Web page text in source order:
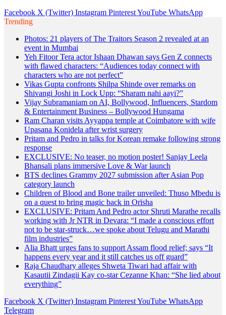
Facebook X (Twitter) Instagram PinterestYouTube WhatsApp
Trending
Photos: 21 players of The Traitors Season 2 revealed at an
event in Mumbai
Yeh Fitoor Tera actor Ishaan Dhawan says Gen Z connects
with flawed characters: “Audiences today connect with
characters who are not perfect”
Vikas Gupta confronts Shilpa Shinde over remarks on
Shivangi Joshi in Lock Upp: “Sharam nahi aayi?”
Vijay Subramaniam on AI, Bollywood, Influencers, Stardom
& Entertainment Business – Bollywood Hungama
Ram Charan visits Ayyappa temple at Coimbatore with wife
Upasana Konidela after wrist surgery
Pritam and Pedro in talks for Korean remake following strong
response
EXCLUSIVE: No teaser, no motion poster! Sanjay Leela
Bhansali plans immersive Love & War launch
BTS declines Grammy 2027 submission after Asian Pop
category launch
Children of Blood and Bone trailer unveiled: Thuso Mbedu is
on a quest to bring magic back in Orïsha
EXCLUSIVE: Pritam And Pedro actor Shruti Marathe recalls
working with Jr NTR in Devara: “I made a conscious effort
not to be star-struck…we spoke about Telugu and Marathi
film industries”
Alia Bhatt urges fans to support Assam flood relief; says “It
happens every year and it still catches us off guard”
Raja Chaudhary alleges Shweta Tiwari had affair with
Kasautii Zindagii Kay co-star Cezanne Khan: “She lied about
everything”
Facebook X (Twitter) Instagram PinterestYouTube WhatsApp
Telegram